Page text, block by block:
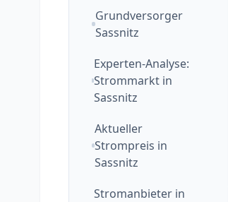
Grundversorger
Sassnitz
Experten-Analyse:
Strommarkt in
Sassnitz
Aktueller
Strompreis in
Sassnitz
Stromanbieter in